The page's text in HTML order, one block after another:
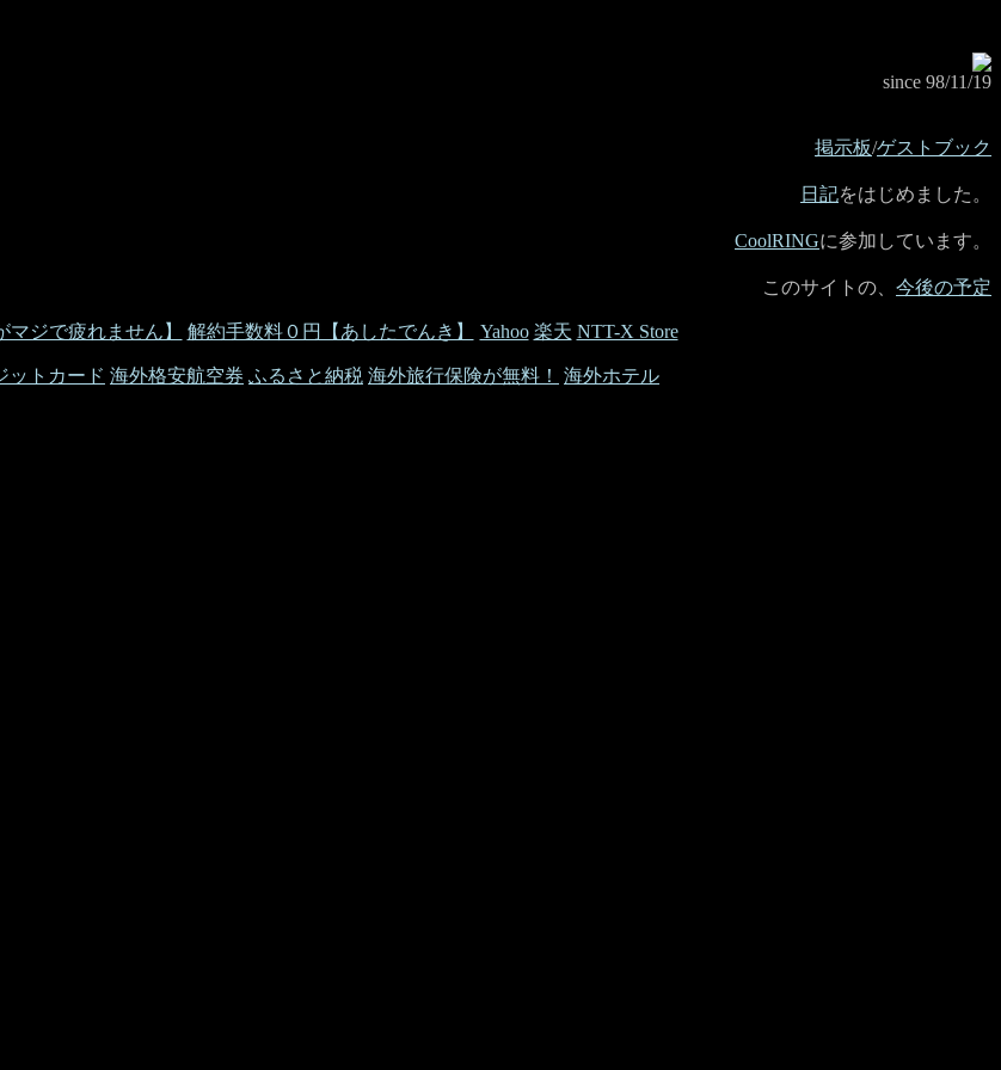
since 98/11/19
掲示板/ゲストブック
日記をはじめました。
CoolRINGに参加しています。
このサイトの、 今後の予定
ジで疲れません】 解約手数料０円【あしたでんき】 Yahoo 楽天 NTT-X Store
ットカード 海外格安航空券 ふるさと納税 海外旅行保険が無料！ 海外ホテル